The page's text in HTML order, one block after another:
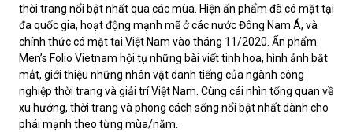
thời trang nổi bật nhất qua các mùa. Hiện ấn phẩm đã có mặt tại
đa quốc gia, hoạt động mạnh mẽ ở các nước Đông Nam Á, và
chính thức có mặt tại Việt Nam vào tháng 11/2020. Ấn phẩm
Men’s Folio Vietnam hội tụ những bài viết tinh hoa, hình ảnh bắt
mắt, giới thiệu những nhân vật danh tiếng của ngành công
nghiệp thời trang và giải trí Việt Nam. Cùng cái nhìn tổng quan về
xu hướng, thời trang và phong cách sống nổi bật nhất dành cho
phái mạnh theo từng mùa/năm.